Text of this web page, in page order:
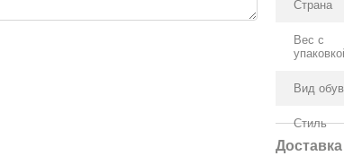
Страна
Вес с
Вид
Стиль
Доставка